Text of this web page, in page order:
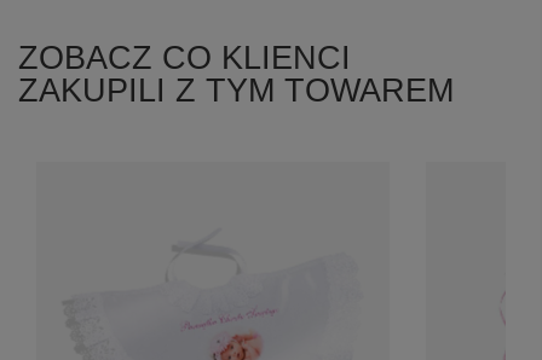
ZOBACZ CO KLIENCI
ZAKUPILI Z TYM TOWAREM